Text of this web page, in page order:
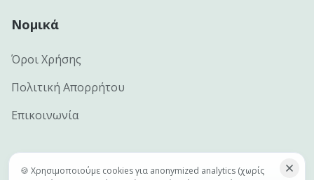
Νομικά
Όροι Χρήσης
Πολιτική Απορρήτου
Επικοινωνία
🍪 Χρησιμοποιούμε cookies για anonymized analytics (χωρίς